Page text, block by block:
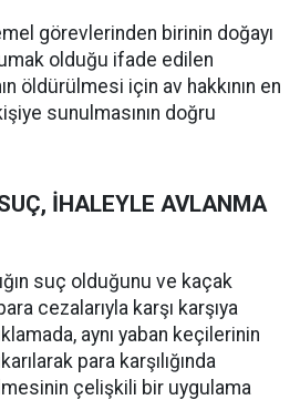
görevlerinden birinin doğayı
olduğu ifade edilen
öldürülmesi için av hakkının en
sunulmasının doğru
İHALEYLE AVLANMA
suç olduğunu ve kaçak
cezalarıyla karşı karşıya
aynı yaban keçilerinin
para karşılığında
çelişkili bir uygulama